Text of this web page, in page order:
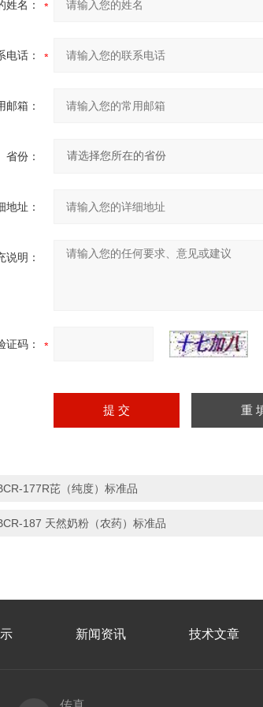
姓名：
电话：
邮箱：
省份：
地址：
说明：
证码：
177R芘（纯度）标准品
187 天然奶粉（农药）标准品
新闻资讯 技术文章